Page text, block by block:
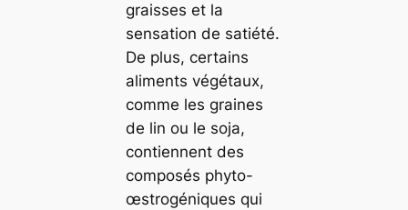
graisses et la
sensation de satiété.
De plus, certains
aliments végétaux,
comme les graines
de lin ou le soja,
contiennent des
composés phyto-
œstrogéniques qui